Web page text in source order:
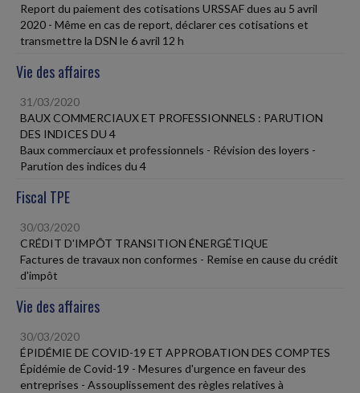
Report du paiement des cotisations URSSAF dues au 5 avril
2020 - Même en cas de report, déclarer ces cotisations et
transmettre la DSN le 6 avril 12 h
Vie des affaires
31/03/2020
BAUX COMMERCIAUX ET PROFESSIONNELS : PARUTION
DES INDICES DU 4
Baux commerciaux et professionnels - Révision des loyers -
Parution des indices du 4
Fiscal TPE
30/03/2020
CRÉDIT D'IMPÔT TRANSITION ÉNERGÉTIQUE
Factures de travaux non conformes - Remise en cause du crédit
d'impôt
Vie des affaires
30/03/2020
ÉPIDÉMIE DE COVID-19 ET APPROBATION DES COMPTES
Épidémie de Covid-19 - Mesures d'urgence en faveur des
entreprises - Assouplissement des règles relatives à